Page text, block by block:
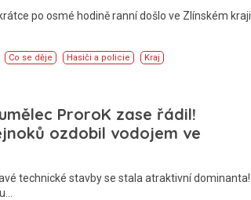
po osmé hodině ranní došlo ve Zlínském kraji
Co se děje Hasiči a policie Kraj
ProroK zase řádil!
ozdobil vodojem ve
technické stavby se stala atraktivní dominanta!